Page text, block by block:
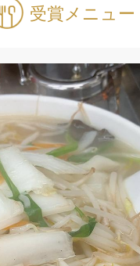
受賞メニュー